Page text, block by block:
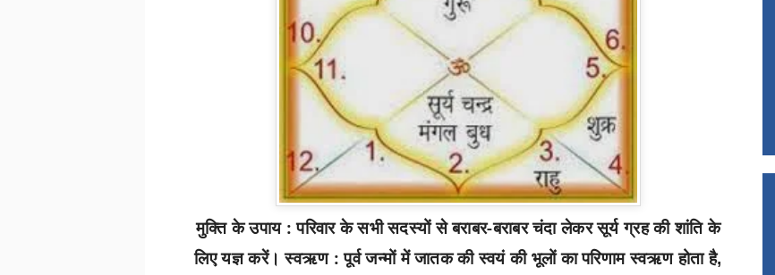
मुक्ति के उपाय : परिवार के सभी सदस्यों से बराबर-बराबर चंदा लेकर सूर्य ग्रह की शांति के
लिए यज्ञ करें। स्वऋण : पूर्व जन्मों में जातक की स्वयं की भूलों का परिणाम स्वऋण होता है,